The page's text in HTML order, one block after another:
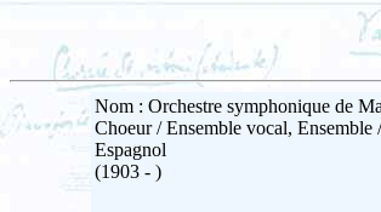
Nom : Orchestre symphonique de
Choeur / Ensemble vocal, Ensemble
Espagnol
(1903 - )